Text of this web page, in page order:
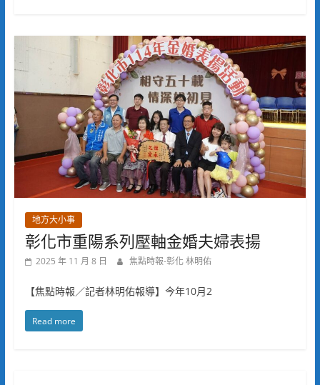
地方大小事
彰化市重陽系列壓軸金婚夫婦表揚
2025 年 11 月 8 日 焦點時報-彰化 林明佑
【焦點時報／記者林明佑報導】今年10月2
Read more